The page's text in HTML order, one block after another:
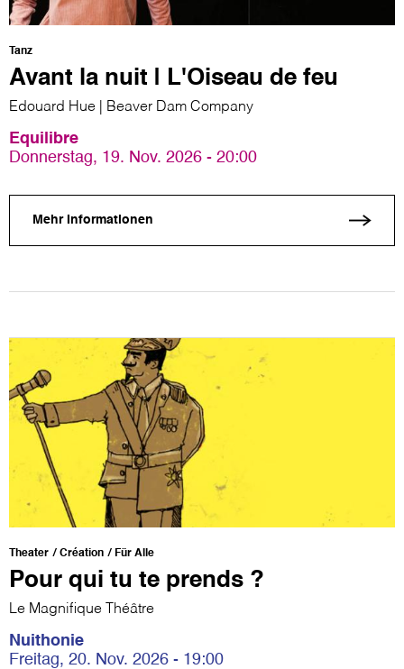
Tanz
Avant la nuit | L'Oiseau de feu
Edouard Hue | Beaver Dam Company
Equilibre
Donnerstag, 19. Nov. 2026 - 20:00
Mehr Informationen
Theater Création Für Alle
Pour qui tu te prends ?
Le Magnifique Théâtre
Nuithonie
Freitag, 20. Nov. 2026 - 19:00